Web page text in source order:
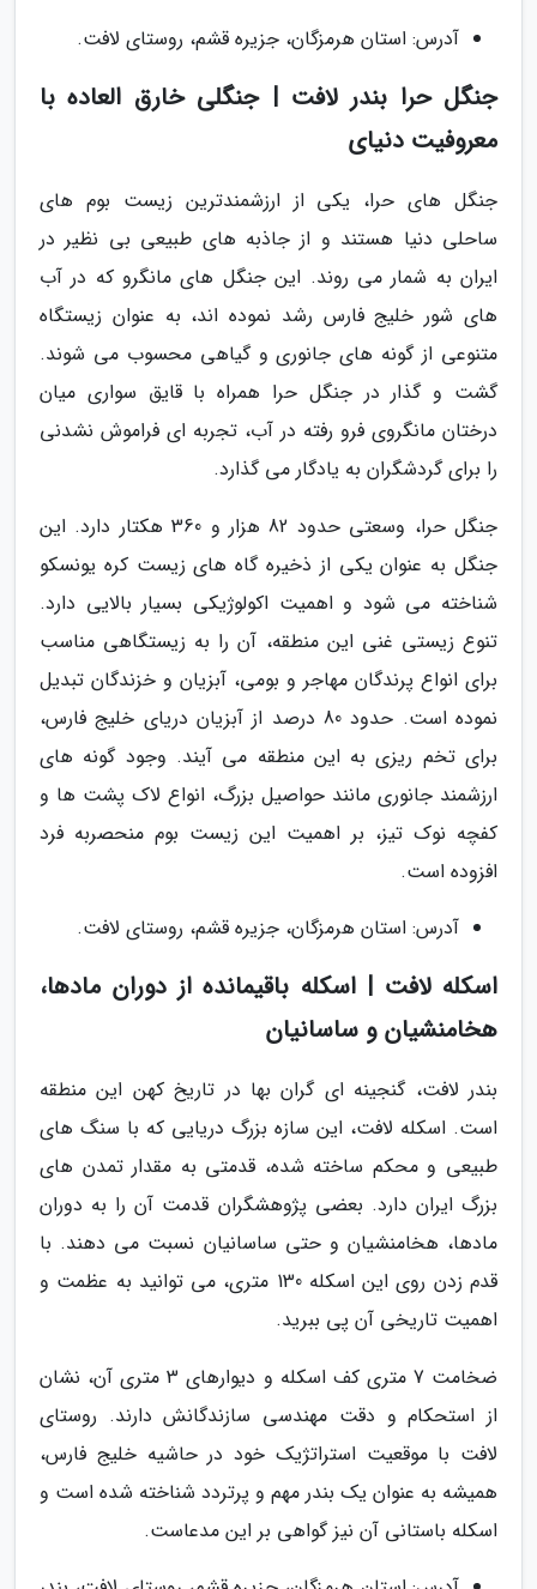
آدرس: استان هرمزگان، جزیره قشم، روستای لافت.
جنگل حرا بندر لافت | جنگلی خارق العاده با
معروفیت دنیای
جنگل های حرا، یکی از ارزشمندترین زیست بوم های
ساحلی دنیا هستند و از جاذبه های طبیعی بی نظیر در
ایران به شمار می روند. این جنگل های مانگرو که در آب
های شور خلیج فارس رشد نموده اند، به عنوان زیستگاه
متنوعی از گونه های جانوری و گیاهی محسوب می شوند.
گشت و گذار در جنگل حرا همراه با قایق سواری میان
درختان مانگروی فرو رفته در آب، تجربه ای فراموش نشدنی
را برای گردشگران به یادگار می گذارد.
جنگل حرا، وسعتی حدود 82 هزار و 360 هکتار دارد. این
جنگل به عنوان یکی از ذخیره گاه های زیست کره یونسکو
شناخته می شود و اهمیت اکولوژیکی بسیار بالایی دارد.
تنوع زیستی غنی این منطقه، آن را به زیستگاهی مناسب
برای انواع پرندگان مهاجر و بومی، آبزیان و خزندگان تبدیل
نموده است. حدود 80 درصد از آبزیان دریای خلیج فارس،
برای تخم ریزی به این منطقه می آیند. وجود گونه های
ارزشمند جانوری مانند حواصیل بزرگ، انواع لاک پشت ها و
کفچه نوک تیز، بر اهمیت این زیست بوم منحصربه فرد
افزوده است.
آدرس: استان هرمزگان، جزیره قشم، روستای لافت.
اسکله لافت | اسکله باقیمانده از دوران مادها،
هخامنشیان و ساسانیان
بندر لافت، گنجینه ای گران بها در تاریخ کهن این منطقه
است. اسکله لافت، این سازه بزرگ دریایی که با سنگ های
طبیعی و محکم ساخته شده، قدمتی به مقدار تمدن های
بزرگ ایران دارد. بعضی پژوهشگران قدمت آن را به دوران
مادها، هخامنشیان و حتی ساسانیان نسبت می دهند. با
قدم زدن روی این اسکله 130 متری، می توانید به عظمت و
اهمیت تاریخی آن پی ببرید.
ضخامت 7 متری کف اسکله و دیوارهای 3 متری آن، نشان
از استحکام و دقت مهندسی سازندگانش دارند. روستای
لافت با موقعیت استراتژیک خود در حاشیه خلیج فارس،
همیشه به عنوان یک بندر مهم و پرتردد شناخته شده است و
اسکله باستانی آن نیز گواهی بر این مدعاست.